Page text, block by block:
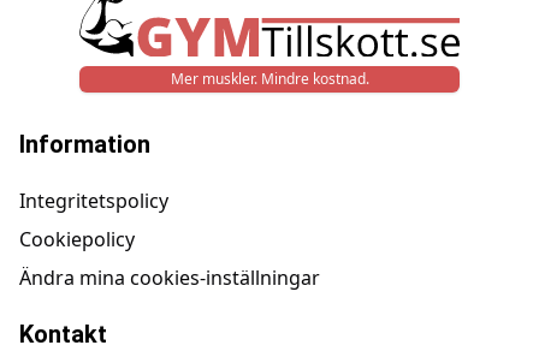
Mer muskler. Mindre kostnad.
Information
Integritetspolicy
Cookiepolicy
Ändra mina cookies-inställningar
Kontakt